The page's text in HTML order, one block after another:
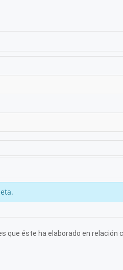
que éste ha elaborado en relación